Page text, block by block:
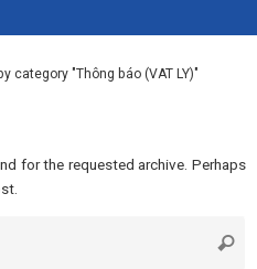
category "Thông báo (VAT LY)"
for the requested archive. Perhaps